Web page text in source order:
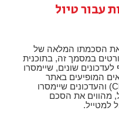
עבור טיול
את הסכמתו המלאה של
במסמך זה, בתוכנית
שונים, שיימסרו
המופיעים באתר
האינטרנט (ClassicTours.co.il) והעדכונים שיימסרו
מהווים את הסכם
למטייל.